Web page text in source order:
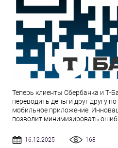
Теперь клиенты Сбербанка и Т-
переводить деньги друг другу
мобильное приложение.
позволит минимизировать
16.12.2025 168